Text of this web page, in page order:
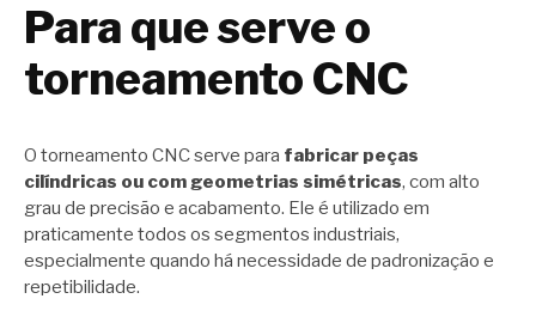
Para que serve o
torneamento CNC
O torneamento CNC serve para fabricar peças
cilíndricas ou com geometrias simétricas, com alto
grau de precisão e acabamento. Ele é utilizado em
praticamente todos os segmentos industriais,
especialmente quando há necessidade de padronização e
repetibilidade.